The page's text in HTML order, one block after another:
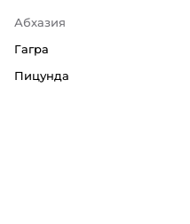
Абхазия
Гагра
Пицунда